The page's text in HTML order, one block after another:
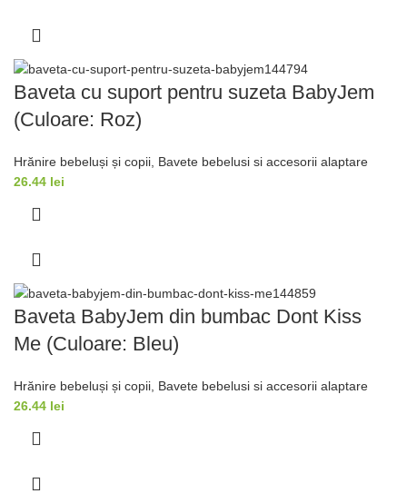
Baveta cu suport pentru suzeta BabyJem
(Culoare: Roz)
Hrănire bebeluși și copii Bavete bebelusi si accesorii alaptare
26.44 lei
Baveta BabyJem din bumbac Dont Kiss
Me (Culoare: Bleu)
Hrănire bebeluși și copii, Bavete bebelusi si accesorii alaptare
26.44 lei